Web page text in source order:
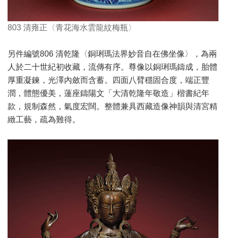
803 清雍正〈青花海水雲龍紋梅瓶〉
另件編號806 清乾隆〈銅琍瑪法界妙音自在佛坐像〉，為兩
人於二十世紀初收藏，流傳有序。尊像以銅琍瑪鑄成，胎體
厚重凝鍊，光澤內斂而含蓄。四面八臂穩固合度，端正豐
潤，體態優美，蓮座鑄陽文「大清乾隆年敬造」楷書紀年
款，規制森然，氣度宏闊。整體兼具西藏造像神韻與清宮精
緻工藝，疏為難得。